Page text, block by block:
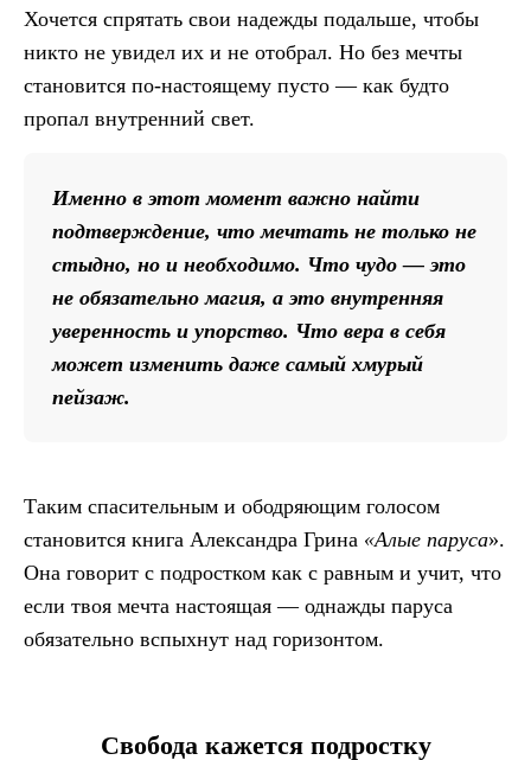
Хочется спрятать свои надежды подальше, чтобы
никто не увидел их и не отобрал. Но без мечты
становится по-настоящему пусто — как будто
пропал внутренний свет.
Именно в этот момент важно найти
подтверждение, что мечтать не только не
стыдно, но и необходимо. Что чудо — это
не обязательно магия, а это внутренняя
уверенность и упорство. Что вера в себя
может изменить даже самый хмурый
пейзаж.
Таким спасительным и ободряющим голосом
становится книга Александра Грина «Алые паруса».
Она говорит с подростком как с равным и учит, что
если твоя мечта настоящая — однажды паруса
обязательно вспыхнут над горизонтом.
Свобода кажется подростку